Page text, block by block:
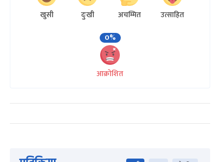
खुसी दुःखी अचम्मित
उत्साहित
0%
आक्रोशित